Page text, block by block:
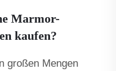
Marmor-
kaufen?
großen Mengen